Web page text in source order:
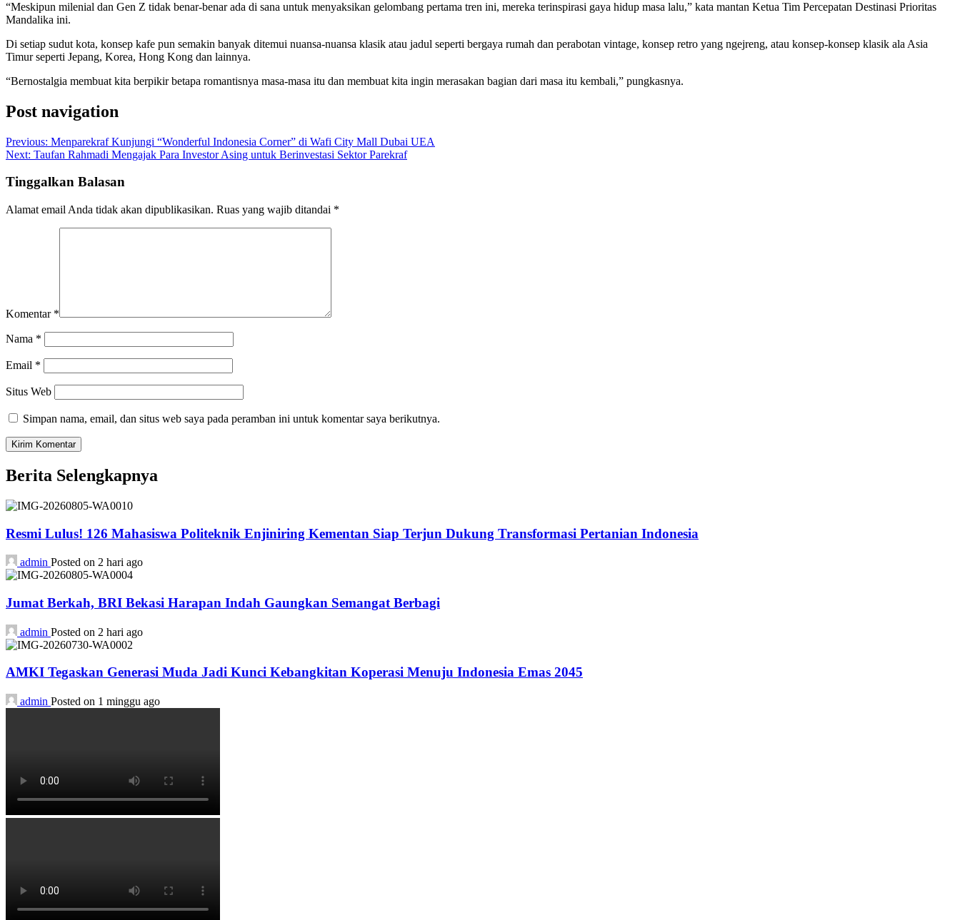
“Meskipun milenial dan Gen Z tidak benar-benar ada di sana untuk menyaksikan gelombang pertama tren ini, mereka terinspirasi gaya hidup masa lalu,” kata mantan Ketua Tim Percepatan Destinasi Prioritas
Mandalika ini.
Di setiap sudut kota, konsep kafe pun semakin banyak ditemui nuansa-nuansa klasik atau jadul seperti bergaya rumah dan perabotan vintage, konsep retro yang ngejreng, atau konsep-konsep klasik ala Asia
Timur seperti Jepang, Korea, Hong Kong dan lainnya.
“Bernostalgia membuat kita berpikir betapa romantisnya masa-masa itu dan membuat kita ingin merasakan bagian dari masa itu kembali,” pungkasnya.
Post navigation
Previous: Menparekraf Kunjungi “Wonderful Indonesia Corner” di Wafi City Mall Dubai UEA
Next: Taufan Rahmadi Mengajak Para Investor Asing untuk Berinvestasi Sektor Parekraf
Tinggalkan Balasan
Alamat email Anda tidak akan dipublikasikan. Ruas yang wajib ditandai *
Komentar *
Nama *
Email *
Situs Web
Simpan nama, email, dan situs web saya pada peramban ini untuk komentar saya berikutnya.
Berita Selengkapnya
Resmi Lulus! 126 Mahasiswa Politeknik Enjiniring Kementan Siap Terjun Dukung Transformasi Pertanian Indonesia
admin Posted on 2 hari ago
Jumat Berkah, BRI Bekasi Harapan Indah Gaungkan Semangat Berbagi
admin Posted on 2 hari ago
AMKI Tegaskan Generasi Muda Jadi Kunci Kebangkitan Koperasi Menuju Indonesia Emas 2045
admin Posted on 1 minggu ago